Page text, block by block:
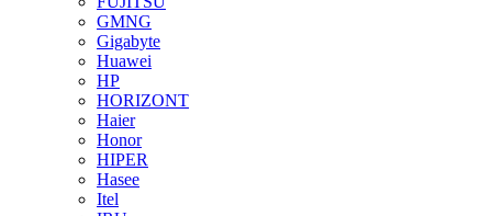
GMNG
Gigabyte
Huawei
HP
HORIZONT
Haier
Honor
HIPER
Hasee
Itel